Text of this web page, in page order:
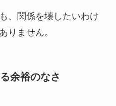
、関係を壊したいわけ
りません。
余裕のなさ